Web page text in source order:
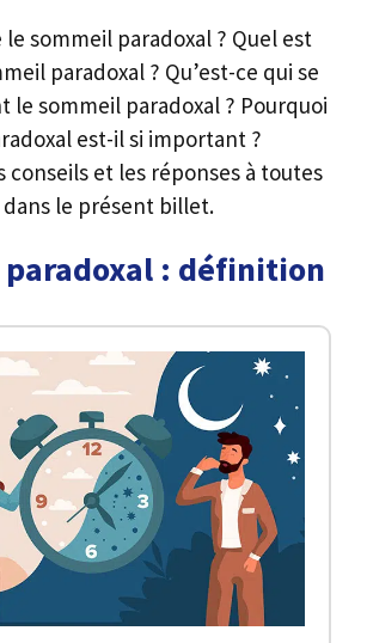
le sommeil paradoxal ? Quel est
paradoxal ? Qu’est-ce qui se
le sommeil paradoxal ? Pourquoi
est-il si important ?
conseils et les réponses à toutes
le présent billet.
: définition